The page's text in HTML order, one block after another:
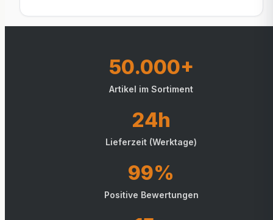
50.000+
Artikel im Sortiment
24h
Lieferzeit (Werktage)
99%
Positive Bewertungen